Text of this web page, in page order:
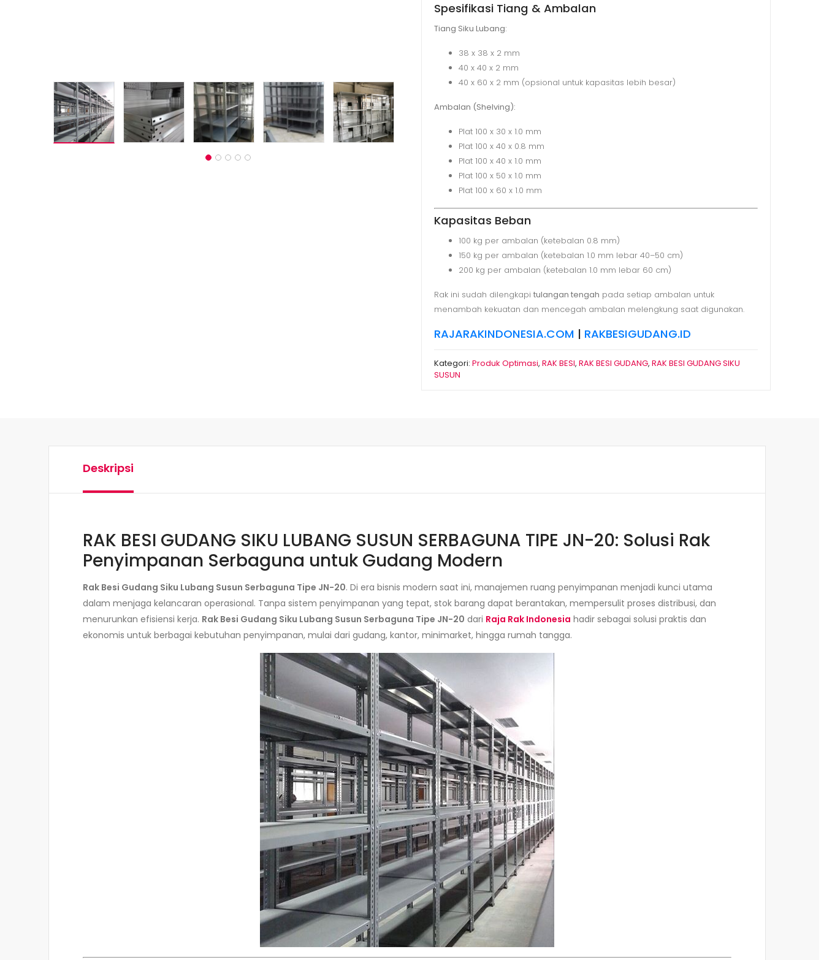
Spesifikasi Tiang & Ambalan
Tiang Siku Lubang:
38 x 38 x 2 mm
40 x 40 x 2 mm
40 x 60 x 2 mm (opsional untuk kapasitas lebih besar)
Ambalan (Shelving):
Plat 100 x 30 x 1.0 mm
Plat 100 x 40 x 0.8 mm
Plat 100 x 40 x 1.0 mm
Plat 100 x 50 x 1.0 mm
Plat 100 x 60 x 1.0 mm
Kapasitas Beban
100 kg per ambalan (ketebalan 0.8 mm)
150 kg per ambalan (ketebalan 1.0 mm lebar 40–50 cm)
200 kg per ambalan (ketebalan 1.0 mm lebar 60 cm)
Rak ini sudah dilengkapi tulangan tengah pada setiap ambalan untuk
menambah kekuatan dan mencegah ambalan melengkung saat digunakan.
RAJARAKINDONESIA.COM | RAKBESIGUDANG.ID
Kategori: Produk Optimasi, RAK BESI, RAK BESI GUDANG, RAK BESI GUDANG SIKU
SUSUN
Deskripsi
RAK BESI GUDANG SIKU LUBANG SUSUN SERBAGUNA TIPE JN-20: Solusi Rak
Penyimpanan Serbaguna untuk Gudang Modern
Rak Besi Gudang Siku Lubang Susun Serbaguna Tipe JN-20. Di era bisnis modern saat ini, manajemen ruang penyimpanan menjadi kunci utama
dalam menjaga kelancaran operasional. Tanpa sistem penyimpanan yang tepat, stok barang dapat berantakan, mempersulit proses distribusi, dan
menurunkan efisiensi kerja. Rak Besi Gudang Siku Lubang Susun Serbaguna Tipe JN-20 dari Raja Rak Indonesia hadir sebagai solusi praktis dan
ekonomis untuk berbagai kebutuhan penyimpanan, mulai dari gudang, kantor, minimarket, hingga rumah tangga.